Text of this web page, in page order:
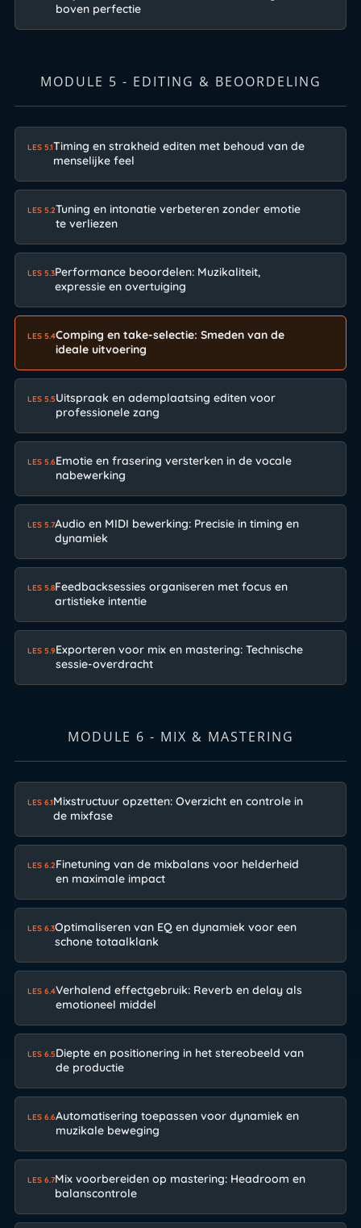
boven perfectie
MODULE 5 - EDITING & BEOORDELING
LES 5.1Timing en strakheid editen met behoud van de
menselijke feel
LES 5.2Tuning en intonatie verbeteren zonder emotie
te verliezen
LES 5.3Performance beoordelen: Muzikaliteit,
expressie en overtuiging
LES 5.4Comping en take-selectie: Smeden van de
ideale uitvoering
LES 5.5Uitspraak en ademplaatsing editen voor
professionele zang
LES 5.6Emotie en frasering versterken in de vocale
nabewerking
LES 5.7Audio en MIDI bewerking: Precisie in timing en
dynamiek
LES 5.8Feedbacksessies organiseren met focus en
artistieke intentie
LES 5.9Exporteren voor mix en mastering: Technische
sessie-overdracht
MODULE 6 - MIX & MASTERING
LES 6.1Mixstructuur opzetten: Overzicht en controle in
de mixfase
LES 6.2Finetuning van de mixbalans voor helderheid
en maximale impact
LES 6.3Optimaliseren van EQ en dynamiek voor een
schone totaalklank
LES 6.4Verhalend effectgebruik: Reverb en delay als
emotioneel middel
LES 6.5Diepte en positionering in het stereobeeld van
de productie
LES 6.6Automatisering toepassen voor dynamiek en
muzikale beweging
LES 6.7Mix voorbereiden op mastering: Headroom en
balanscontrole